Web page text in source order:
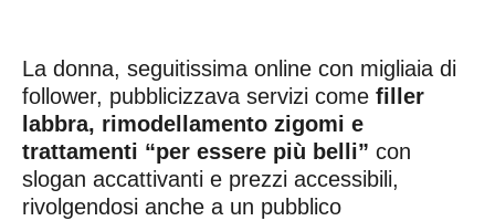
La donna, seguitissima online con migliaia di
follower, pubblicizzava servizi come filler
labbra, rimodellamento zigomi e
trattamenti “per essere più belli” con
slogan accattivanti e prezzi accessibili,
rivolgendosi anche a un pubblico